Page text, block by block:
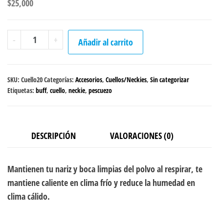
$25,000
-
Cuello
"Crazy
cantidad
+ Añadir al carrito
SKU: Cuello20Categorías: Accesorios, Cuellos/Neckies, Sin categorizar
Etiquetas: buff, cuello, neckie, pescuezo
DESCRIPCIÓN VALORACIONES (0)
Mantienen tu nariz y boca limpias del polvo al respirar, te
mantiene caliente en clima frío y reduce la humedad en
clima cálido.